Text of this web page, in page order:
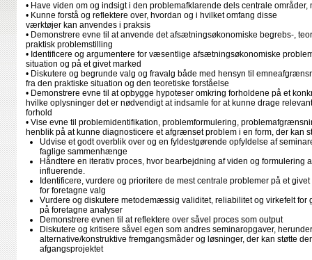
• Have viden om og indsigt i den problemafklarende dels centrale områder,
• Kunne forstå og reflektere over, hvordan og i hvilket omfang disse
værktøjer kan anvendes i praksis
• Demonstrere evne til at anvende det afsætningsøkonomiske begrebs-,
praktisk problemstilling
• Identificere og argumentere for væsentlige afsætningsøkonomiske
situation og på et givet marked
• Diskutere og begrunde valg og fravalg både med hensyn til
fra den praktiske situation og den teoretiske forståelse
• Demonstrere evne til at opbygge hypoteser omkring forholdene på et
hvilke oplysninger det er nødvendigt at indsamle for at kunne drage
forhold
• Vise evne til problemidentifikation, problemformulering,
henblik på at kunne diagnosticere et afgrænset problem i en form, der kan
Udvise et godt overblik over og en fyldestgørende opfyldelse af
faglige sammenhænge
Håndtere en iterativ proces, hvor bearbejdning af viden og formulering
influerende.
Identificere, vurdere og prioritere de mest centrale problemer på et
for foretagne valg
Vurdere og diskutere metodemæssig validitet, reliabilitet og virkefelt for
på foretagne analyser
Demonstrere evnen til at reflektere over såvel proces som output
Diskutere og kritisere såvel egen som andres seminaropgaver,
alternative/konstruktive fremgangsmåder og løsninger, der kan støtte
afgangsprojektet